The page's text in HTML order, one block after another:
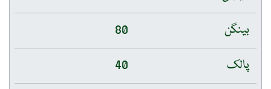
بینگن
80
پالک
40